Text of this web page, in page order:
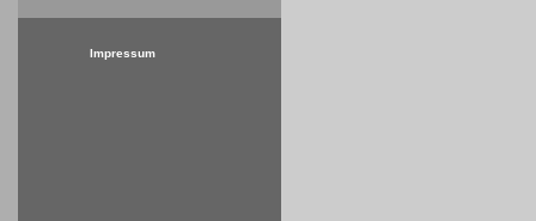
Impressum